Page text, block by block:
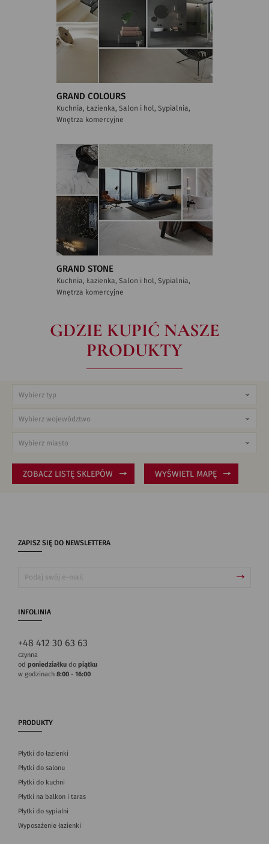
GRAND COLOURS
Kuchnia, Łazienka, Salon i hol, Sypialnia,
Wnętrza komercyjne
GRAND STONE
Kuchnia, Łazienka, Salon i hol, Sypialnia,
Wnętrza komercyjne
GDZIE KUPIĆ NASZE
PRODUKTY
ZOBACZ LISTĘ SKLEPÓW WYŚWIETL MAPĘ
ZAPISZ SIĘ DO NEWSLETTERA
INFOLINIA
+48 412 30 63 63
czynna
od poniedziałku do piątku
w godzinach 8:00 - 16:00
PRODUKTY
Płytki do łazienki
Płytki do salonu
Płytki do kuchni
Płytki na balkon i taras
Płytki do sypialni
Wyposażenie łazienki